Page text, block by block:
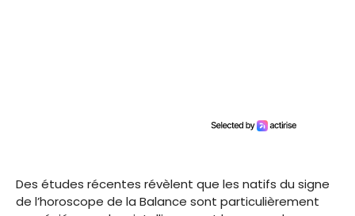
Des études récentes révèlent que les natifs du signe
de l’horoscope de la Balance sont particulièrement